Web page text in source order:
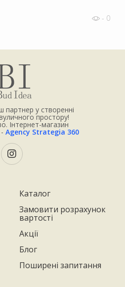
- 0
партнер у створенні
простору!
Інтернет-магазин
Agency Strategia 360
Каталог
Замовити розрахунок
вартості
Акції
Блог
Поширені запитання